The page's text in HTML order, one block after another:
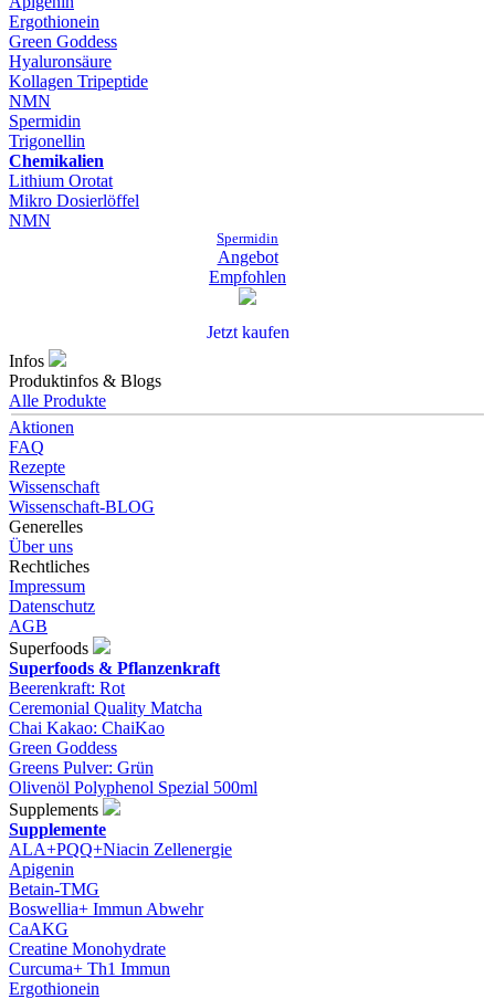
Ergothionein
Green Goddess
Hyaluronsäure
Kollagen Tripeptide
NMN
Spermidin
Trigonellin
Chemikalien
Lithium Orotat
Mikro Dosierlöffel
NMN
Spermidin
Angebot
Empfohlen
Jetzt kaufen
Infos
Produktinfos & Blogs
Alle Produkte
Aktionen
FAQ
Rezepte
Wissenschaft
Wissenschaft-BLOG
Generelles
Über uns
Rechtliches
Impressum
Datenschutz
AGB
Superfoods
Superfoods & Pflanzenkraft
Beerenkraft: Rot
Ceremonial Quality Matcha
Chai Kakao: ChaiKao
Green Goddess
Greens Pulver: Grün
Olivenöl Polyphenol Spezial 500ml
Supplements
Supplemente
ALA+PQQ+Niacin Zellenergie
Apigenin
Betain-TMG
Boswellia+ Immun Abwehr
CaAKG
Creatine Monohydrate
Curcuma+ Th1 Immun
Ergothionein